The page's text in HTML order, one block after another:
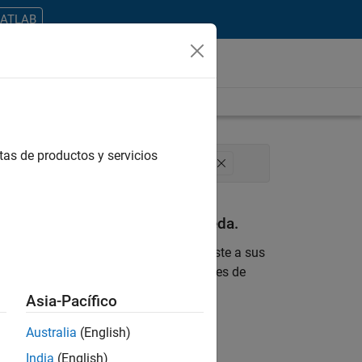
Web Applications and Services
con sus criterios de búsqueda.
ninguna vacante que se ajuste a sus
sobre nuevas oportunidades de
todos los empleos en su zona.
de productos y servicios
Asia-Pacífico
Australia (English)
India (English)